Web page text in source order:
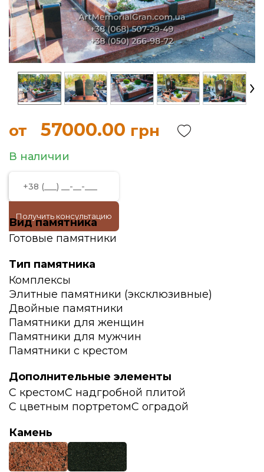
от 57000.00 грн
В наличии
Получить консультацию
Вид памятника
Готовые памятники
Тип памятника
Комплексы
Элитные памятники (эксклюзивные)
Двойные памятники
Памятники для женщин
Памятники для мужчин
Памятники с крестом
Дополнительные элементы
С крестомС надгробной плитой
С цветным портретомС оградой
Камень